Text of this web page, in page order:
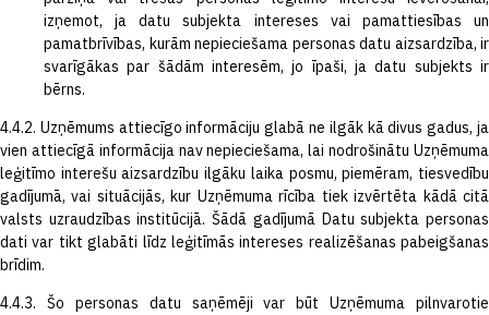
izņemot, ja datu subjekta intereses vai pamattiesības un
pamatbrīvības, kurām nepieciešama personas datu aizsardzība, ir
svarīgākas par šādām interesēm, jo īpaši, ja datu subjekts ir
bērns.
4.4.2. Uzņēmums attiecīgo informāciju glabā ne ilgāk kā divus gadus, ja
vien attiecīgā informācija nav nepieciešama, lai nodrošinātu Uzņēmuma
leģitīmo interešu aizsardzību ilgāku laika posmu, piemēram, tiesvedību
gadījumā, vai situācijās, kur Uzņēmuma rīcība tiek izvērtēta kādā citā
valsts uzraudzības institūcijā. Šādā gadījumā Datu subjekta personas
dati var tikt glabāti līdz leģitīmās intereses realizēšanas pabeigšanas
brīdim.
4.4.3. Šo personas datu saņēmēji var būt Uzņēmuma pilnvarotie